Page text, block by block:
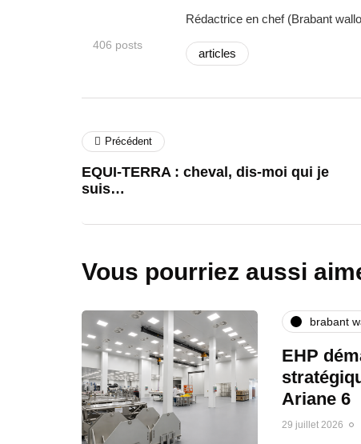
406 posts
Rédactrice en chef (Brabant
articles
Précédent
EQUI-TERRA : cheval, dis-moi qui je
suis…
Vous pourriez aussi
brabant
EHP
Ariane 6
29 juillet 2026